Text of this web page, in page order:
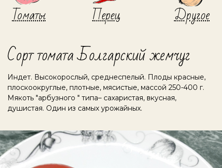
Томаты Перец Другое
Сорт томата Болгарский жемчуг
Индет. Высокорослый, среднеспелый. Плоды красные,
плоскоокруглые, плотные, мясистые, массой 250-400 г.
Мякоть "арбузного " типа– сахаристая, вкусная,
душистая. Один из самых урожайных.